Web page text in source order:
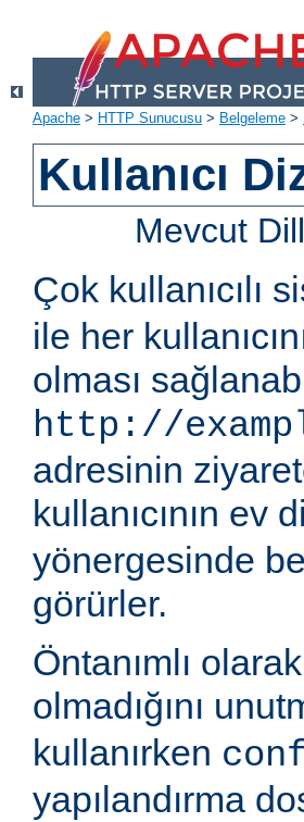
Apache > HTTP Sunucusu > Belgeleme >
Kullanıcı
Mevcut
Çok kullanıcılı
ile her
olması
http://
adresinin
kullanıcının
yönergesinde
görürler.
Öntanımlı
olmadığını
kullanırken
yapılandırma